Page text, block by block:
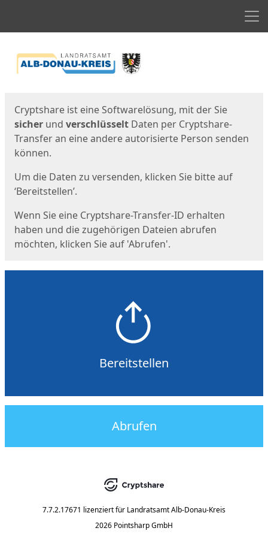
Cryptshare ist eine Softwarelösung, mit der Sie
sicher und verschlüsselt Daten per Cryptshare-
Transfer an eine andere autorisierte Person senden
können.
Um die Daten zu versenden, klicken Sie bitte auf
‘Bereitstellen’.
Wenn Sie eine Cryptshare-Transfer-ID erhalten
haben und die zugehörigen Dateien abrufen
möchten, klicken Sie auf 'Abrufen'.
Bereitstellen
Abrufen
7.7.2.17671 lizenziert für Landratsamt Alb-Donau-Kreis
2026 Pointsharp GmbH